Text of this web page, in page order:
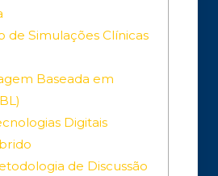
de Simulações Clínicas
Baseada em
Digitais
de Discussão